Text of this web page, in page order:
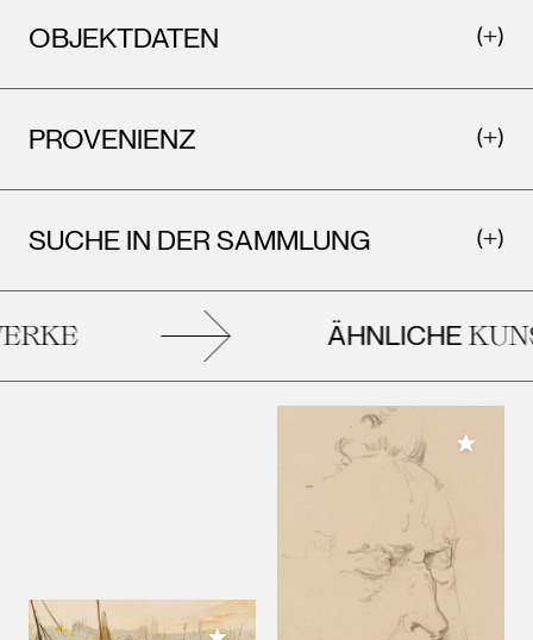
OBJEKTDATEN
PROVENIENZ
SUCHE IN DER SAMMLUNG
ÄHNLICHE
Meiner